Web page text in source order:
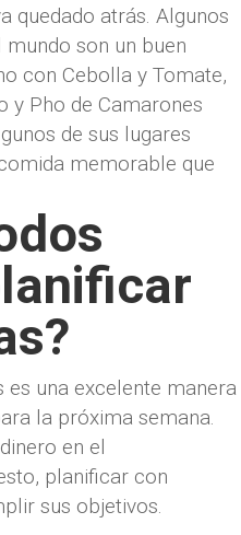
quedado atrás. Algunos
son un buen
con Cebolla y Tomate,
y Pho de Camarones
de sus lugares
memorable que
una excelente manera
la próxima semana.
en el
planificar con
sus objetivos.